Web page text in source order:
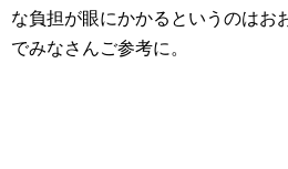
な負担が眼にかかるというのはお
でみなさんご参考に。